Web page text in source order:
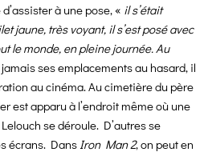
à une pose, « il s’était
jaune, très voyant, il s’est posé avec
le monde, en pleine journée. Au
ses emplacements au hasard, il
au cinéma. Au cimetière du père
est apparu à l’endroit même où une
se déroule. D’autres se
écrans. Dans Iron Man 2, on peut en